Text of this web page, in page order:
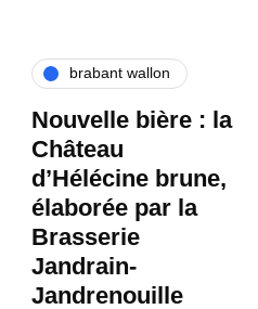
brabant wallon
Nouvelle bière : la
Château
d’Hélécine brune,
élaborée par la
Brasserie
Jandrain-
Jandrenouille